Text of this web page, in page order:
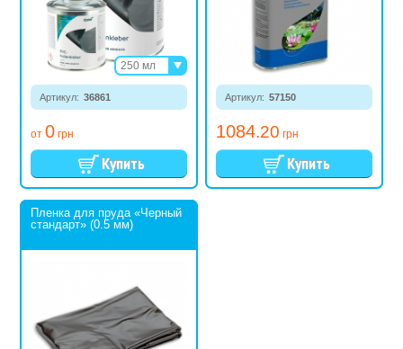
Артикул: 36861
от 0 грн
250 мл
Артикул: 57150
1084.20 грн
Пленка для пруда «Черный
стандарт» (0.5 мм)